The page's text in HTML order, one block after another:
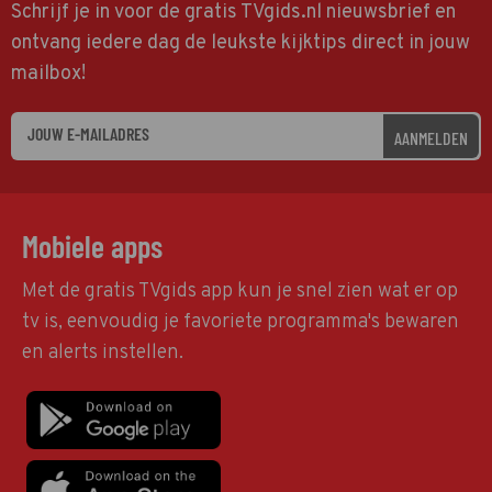
Schrijf je in voor de gratis TVgids.nl nieuwsbrief en
ontvang iedere dag de leukste kijktips direct in jouw
mailbox!
AANMELDEN
Mobiele apps
Met de gratis TVgids app kun je snel zien wat er op
tv is, eenvoudig je favoriete programma's bewaren
en alerts instellen.